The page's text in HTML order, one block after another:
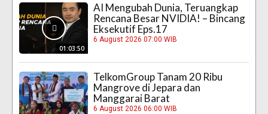
01:03:50
AI Mengubah Dunia, Teruangkap
Rencana Besar NVIDIA! – Bincang
Eksekutif Eps.17
6 August 2026 07:00 WIB
TelkomGroup Tanam 20 Ribu
Mangrove di Jepara dan
Manggarai Barat
6 August 2026 06:00 WIB